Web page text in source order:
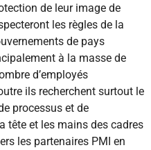
de leur image de
les règles de la
de pays
à la masse de
d’employés
ils recherchent surtout le
processus et de
tête et les mains des cadres
les partenaires PMI en